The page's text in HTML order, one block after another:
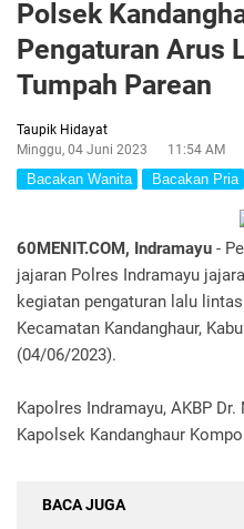
Polsek
Pengaturan Arus
Tumpah Parean
Taupik Hidayat
Minggu, 04 Juni 2023
11:54 AM
Bacakan Wanita Bacakan Pria
60MENIT.COM, Indramayu -
jajaran Polres Indramayu
kegiatan pengaturan lalu
Kecamatan Kandanghaur,
(04/06/2023).
Kapolres Indramayu, AKBP
Kapolsek Kandanghaur
BACA JUGA